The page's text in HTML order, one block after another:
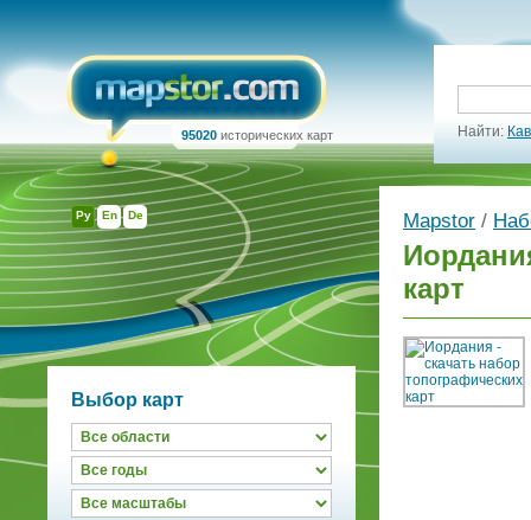
Ру En De
95020 исторических карт Найти:
Выбор карт
Mapstor /
карт